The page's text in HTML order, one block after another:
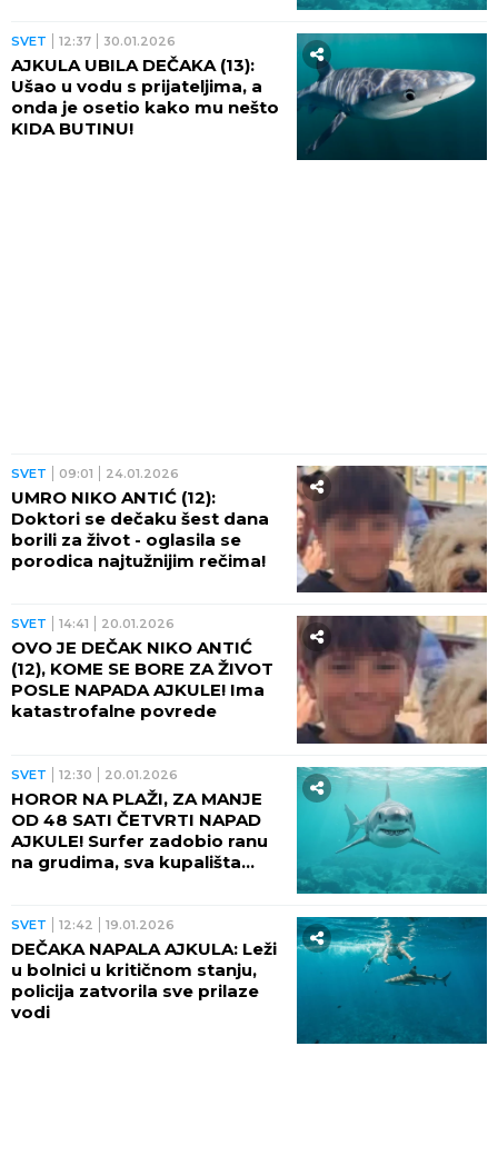
sa GRDOSIJOM! (VIDEO)
SVET 12:37 30.01.2026
AJKULA UBILA DEČAKA (13):
Ušao u vodu s prijateljima, a
onda je osetio kako mu nešto
KIDA BUTINU!
SVET 09:01 24.01.2026
UMRO NIKO ANTIĆ (12):
Doktori se dečaku šest dana
borili za život - oglasila se
porodica najtužnijim rečima!
SVET 14:41 20.01.2026
OVO JE DEČAK NIKO ANTIĆ
(12), KOME SE BORE ZA ŽIVOT
POSLE NAPADA AJKULE! Ima
katastrofalne povrede
SVET 12:30 20.01.2026
HOROR NA PLAŽI, ZA MANJE
OD 48 SATI ČETVRTI NAPAD
AJKULE! Surfer zadobio ranu
na grudima, sva kupališta
SVET 12:42 19.01.2026
DEČAKA NAPALA AJKULA: Leži
u bolnici u kritičnom stanju,
policija zatvorila sve prilaze
vodi